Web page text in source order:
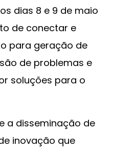
dias 8 e 9 de maio
de conectar e
para geração de
de problemas e
soluções para o
a disseminação de
inovação que